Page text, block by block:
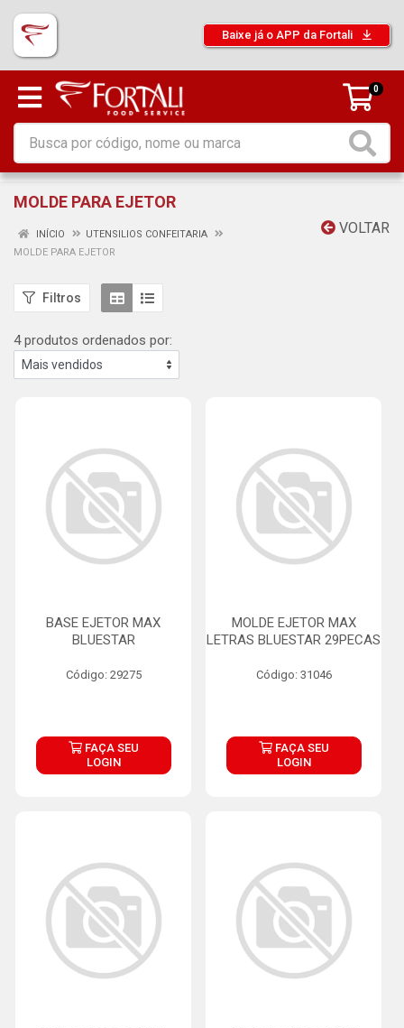
Baixe já o APP da Fortali
0
MOLDE PARA EJETOR
VOLTAR
INÍCIO
UTENSILIOS CONFEITARIA
MOLDE PARA EJETOR
Filtros
4 produtos ordenados por:
BASE EJETOR MAX
BLUESTAR
Código: 29275
FAÇA SEU
LOGIN
MOLDE EJETOR MAX
LETRAS BLUESTAR 29PECAS
Código: 31046
FAÇA SEU
LOGIN